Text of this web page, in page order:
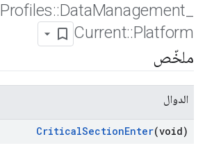
Profiles::DataManagement
Current::Platform
ملخّص
الدوال
CriticalSectionEnter(void)